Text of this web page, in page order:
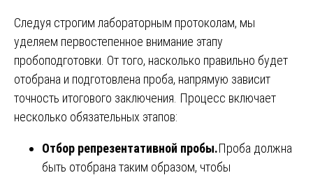
Следуя строгим лабораторным протоколам, мы
уделяем первостепенное внимание этапу
пробоподготовки. От того, насколько правильно будет
отобрана и подготовлена проба, напрямую зависит
точность итогового заключения. Процесс включает
несколько обязательных этапов:
Отбор репрезентативной пробы.Проба должна
быть отобрана таким образом, чтобы